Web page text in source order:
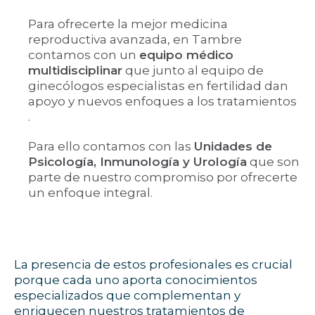
Para ofrecerte la mejor medicina
reproductiva avanzada, en Tambre
contamos con un equipo médico
multidisciplinar que junto al equipo de
ginecólogos especialistas en fertilidad dan
apoyo y nuevos enfoques a los tratamientos
.
Para ello contamos con las Unidades de
Psicología, Inmunología y Urología que son
parte de nuestro compromiso por ofrecerte
un enfoque integral.
La presencia de estos profesionales es crucial
porque cada uno aporta conocimientos
especializados que complementan y
enriquecen nuestros tratamientos de